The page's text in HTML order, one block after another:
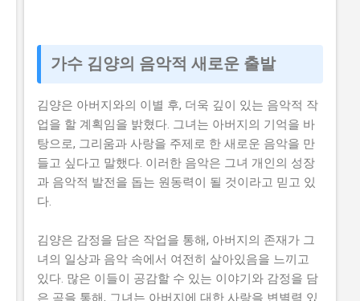
가수 김양의 음악적 새로운 출발
김양은 아버지와의 이별 후, 더욱 깊이 있는 음악적 작
업을 할 계획임을 밝혔다. 그녀는 아버지의 기억을 바
탕으로, 그리움과 사랑을 주제로 한 새로운 음악을 만
들고 싶다고 말했다. 이러한 음악은 그녀 개인의 성장
과 음악적 발전을 돕는 원동력이 될 것이라고 믿고 있
다.
김양은 감정을 담은 작업을 통해, 아버지의 존재가 그
녀의 일상과 음악 속에서 여전히 살아있음을 느끼고
있다. 많은 이들이 공감할 수 있는 이야기와 감정을 담
은 곡을 통해, 그녀는 아버지에 대한 사랑을 변별력 있